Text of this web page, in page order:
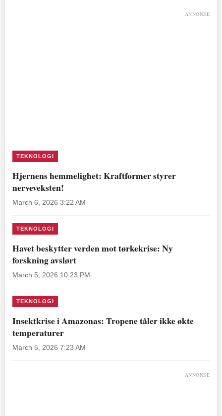
ANNONSE
TEKNOLOGI
Hjernens hemmelighet: Kraftformer styrer
nerveveksten!
March 6, 2026 3:22 AM
TEKNOLOGI
Havet beskytter verden mot tørkekrise: Ny
forskning avslørt
March 5, 2026 10:23 PM
TEKNOLOGI
Insektkrise i Amazonas: Tropene tåler ikke økte
temperaturer
March 5, 2026 7:23 AM
ANNONSE